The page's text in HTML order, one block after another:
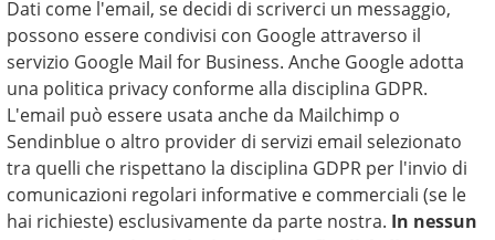
Dati come l'email, se decidi di scriverci un messaggio,
possono essere condivisi con Google attraverso il
servizio Google Mail for Business. Anche Google adotta
una politica privacy conforme alla disciplina GDPR.
L'email può essere usata anche da Mailchimp o
Sendinblue o altro provider di servizi email selezionato
tra quelli che rispettano la disciplina GDPR per l'invio di
comunicazioni regolari informative e commerciali (se le
hai richieste) esclusivamente da parte nostra. In nessun